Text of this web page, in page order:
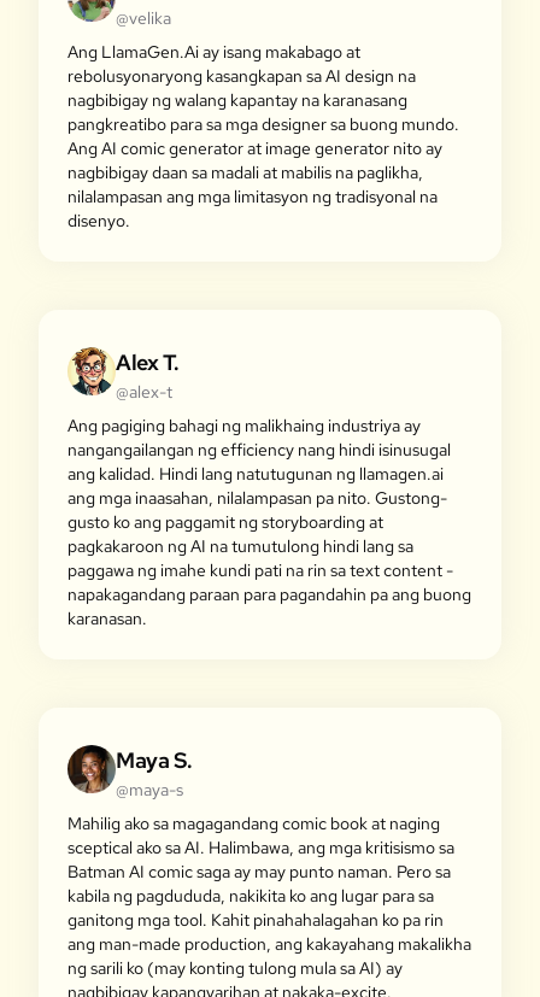
@velika
Ang LlamaGen.Ai ay isang makabago at
rebolusyonaryong kasangkapan sa AI design na
nagbibigay ng walang kapantay na karanasang
pangkreatibo para sa mga designer sa buong mundo.
Ang AI comic generator at image generator nito ay
nagbibigay daan sa madali at mabilis na paglikha,
nilalampasan ang mga limitasyon ng tradisyonal na
disenyo.
Alex T.
@alex-t
Ang pagiging bahagi ng malikhaing industriya ay
nangangailangan ng efficiency nang hindi isinusugal
ang kalidad. Hindi lang natutugunan ng llamagen.ai
ang mga inaasahan, nilalampasan pa nito. Gustong-
gusto ko ang paggamit ng storyboarding at
pagkakaroon ng AI na tumutulong hindi lang sa
paggawa ng imahe kundi pati na rin sa text content -
napakagandang paraan para pagandahin pa ang buong
karanasan.
Maya S.
@maya-s
Mahilig ako sa magagandang comic book at naging
sceptical ako sa AI. Halimbawa, ang mga kritisismo sa
Batman AI comic saga ay may punto naman. Pero sa
kabila ng pagdududa, nakikita ko ang lugar para sa
ganitong mga tool. Kahit pinahahalagahan ko pa rin
ang man-made production, ang kakayahang makalikha
ng sarili ko (may konting tulong mula sa AI) ay
nagbibigay kapangyarihan at nakaka-excite.